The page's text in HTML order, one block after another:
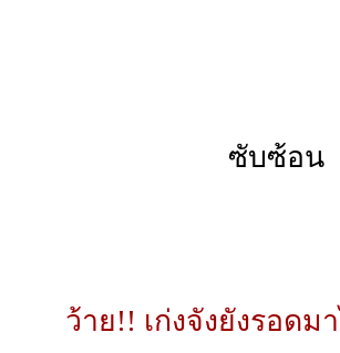
ซับซ้อน
ว้าย!! เก่งจังยังรอด